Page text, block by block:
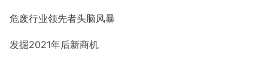
危废行业领先者头脑风暴
发掘2021年后新商机